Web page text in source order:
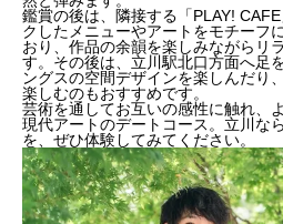
鑑賞の後は、隣接する「PLAY!
クしたメニューやアートをモチーフ
おり、作品の余韻を楽しみながらリ
す。その後は、立川駅北口方面へ足
ングスの空間デザインを楽しんだり
楽しむのもおすすめです。
芸術を通してお互いの感性に触れ、
現代アートのデートコース。立川な
を、ぜひ体験してみてください。